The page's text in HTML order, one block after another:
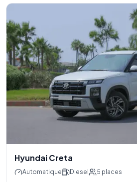
Hyundai Creta
Automatique Diesel 5 places